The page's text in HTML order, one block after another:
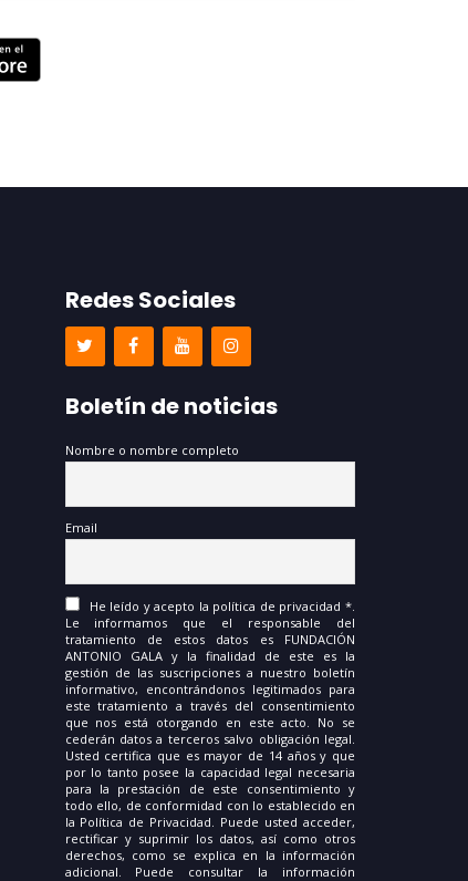
Redes Sociales
Boletín de noticias
Nombre o nombre completo
Email
He leído y acepto la política de privacidad *.
Le informamos que el responsable del
tratamiento de estos datos es FUNDACIÓN
ANTONIO GALA y la finalidad de este es la
gestión de las suscripciones a nuestro boletín
informativo, encontrándonos legitimados para
este tratamiento a través del consentimiento
que nos está otorgando en este acto. No se
cederán datos a terceros salvo obligación legal.
Usted certifica que es mayor de 14 años y que
por lo tanto posee la capacidad legal necesaria
para la prestación de este consentimiento y
todo ello, de conformidad con lo establecido en
la Política de Privacidad. Puede usted acceder,
rectificar y suprimir los datos, así como otros
derechos, como se explica en la información
adicional. Puede consultar la información